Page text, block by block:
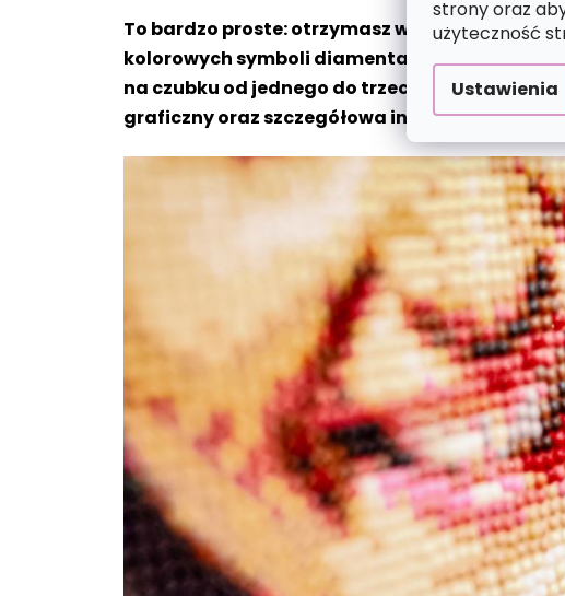
strony oraz
użyteczność
Ustawienia
To bardzo proste: otrzymasz wybrany motyw
kolorowych symboli diamentami z
na czubku od jednego do trzech diamentów
graficzny oraz szczegółowa instrukcja.